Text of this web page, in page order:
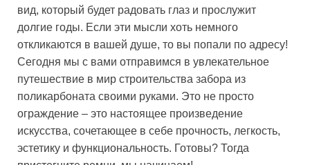
вид, который будет радовать глаз и прослужит
долгие годы. Если эти мысли хоть немного
откликаются в вашей душе, то вы попали по адресу!
Сегодня мы с вами отправимся в увлекательное
путешествие в мир строительства забора из
поликарбоната своими руками. Это не просто
ограждение – это настоящее произведение
искусства, сочетающее в себе прочность, легкость,
эстетику и функциональность. Готовы? Тогда